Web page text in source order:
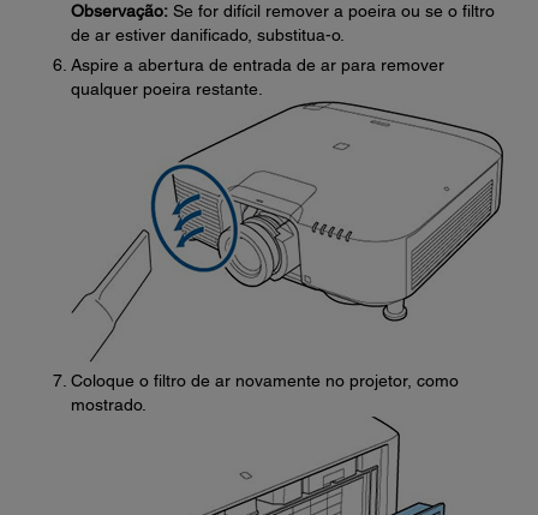
Observação: Se for difícil remover a poeira ou se o filtro
de ar estiver danificado, substitua-o.
Aspire a abertura de entrada de ar para remover
qualquer poeira restante.
Coloque o filtro de ar novamente no projetor, como
mostrado.